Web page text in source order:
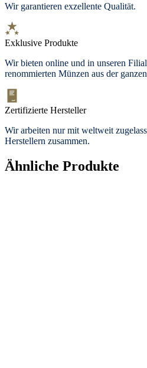
Wir garantieren exzellente Qualität.
Exklusive Produkte
Wir bieten online und in unseren
renommierten Münzen aus der
Zertifizierte Hersteller
Wir arbeiten nur mit weltweit
Herstellern zusammen.
Ähnliche Produkte